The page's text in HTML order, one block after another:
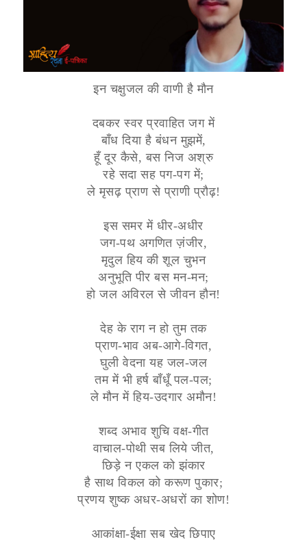
इन चक्षुजल की वाणी है मौन
दबकर स्वर प्रवाहित जग में
बाँध दिया है बंधन मुझमें,
हूँ दूर कैसे, बस निज अश्रु
रहे सदा सह पग-पग में;
ले मृसढ़ प्राण से प्राणी प्रौढ़!
इस समर में धीर-अधीर
जग-पथ अगणित ज़ंजीर,
मृदुल हिय की शूल चुभन
अनुभूति पीर बस मन-मन;
हो जल अविरल से जीवन हौन!
देह के राग न हो तुम तक
प्राण-भाव अब-आगे-विगत,
घुली वेदना यह जल-जल
तम में भी हर्ष बाँधूँ पल-पल;
ले मौन में हिय-उदगार अमौन!
शब्द अभाव शुचि वक्ष-गीत
वाचाल-पोथी सब लिये जीत,
छिड़े न एकल को झंकार
है साथ विकल को करूण पुकार;
प्रणय शुष्क अधर-अधरों का शोण!
आकांक्षा-ईक्षा सब खेद छिपाए